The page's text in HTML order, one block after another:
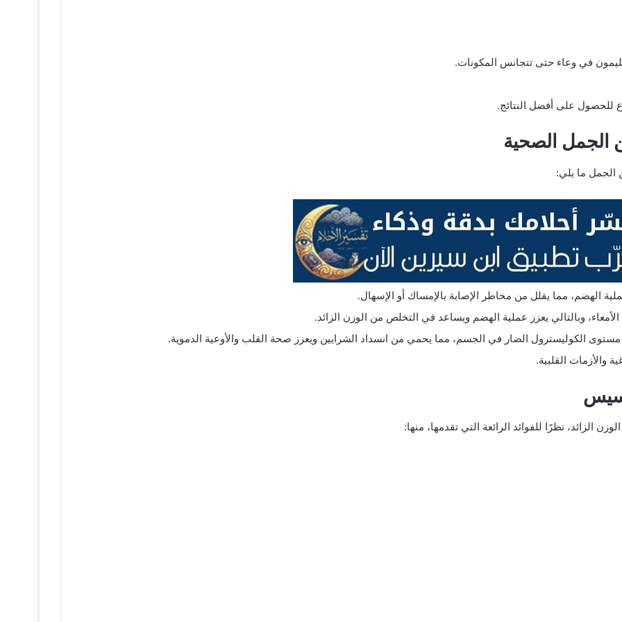
في وعاء حتى تتجانس المكونات.
للحصول على أفضل النتائج.
الجمل الصحية
الجمل ما يلي:
الهضم، مما يقلل من مخاطر الإصابة بالإمساك أو الإسهال.
وبالتالي يعزز عملية الهضم ويساعد في التخلص من الوزن الزائد.
الكوليسترول الضار في الجسم، مما يحمي من انسداد الشرايين ويعزز صحة القلب والأوعية الدموية.
والأزمات القلبية.
الزائد، نظرًا للفوائد الرائعة التي تقدمها، منها: